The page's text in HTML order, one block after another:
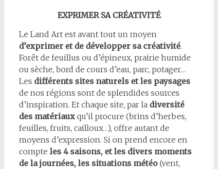
EXPRIMER SA CRÉATIVITÉ
Le Land Art est avant tout un moyen
d’exprimer et de développer sa créativité.
Forêt de feuillus ou d’épineux, prairie humide
ou sèche, bord de cours d’eau, parc, potager…
Les différents sites naturels et les paysages
de nos régions sont de splendides sources
d’inspiration. Et chaque site, par la diversité
des matériauxqu’il procure (brins d’herbes,
feuilles, fruits, cailloux…), offre autant de
moyens d’expression. Si on prend encore en
compte les 4 saisons, et les divers moments
de la journées, les situations météo(vent,